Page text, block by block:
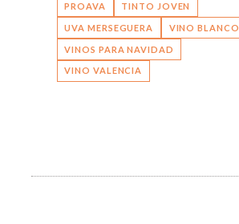
PROAVA TINTO JOVEN
UVA MERSEGUERA VINO BLANCO
VINOS PARA NAVIDAD
VINO VALENCIA